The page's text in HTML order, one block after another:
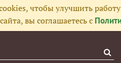
чтобы улучшить
вы соглашаетесь с